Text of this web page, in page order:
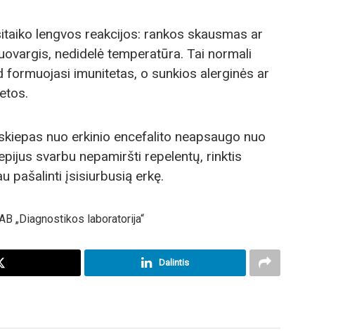
lengvos reakcijos: rankos skausmas ar
nedidelė temperatūra. Tai normali
formuojasi imunitetas, o sunkios alerginės ar
nuo erkinio encefalito neapsaugo nuo
svarbu nepamiršti repelentų, rinktis
pašalinti įsisiurbusią erkę.
„Diagnostikos laboratorija“
Dalintis